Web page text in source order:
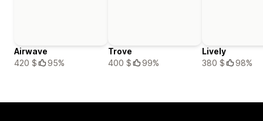
Airwave
420 $
95%
Trove
400 $
99%
Lively
380 $
98%